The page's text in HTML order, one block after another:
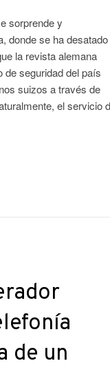
sorprende y
donde se ha desatado
la revista alemana
de seguridad del país
suizos a través de
el servicio
de un